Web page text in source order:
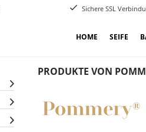
Sichere SSL
HOME SEIFE
PRODUKTE VON